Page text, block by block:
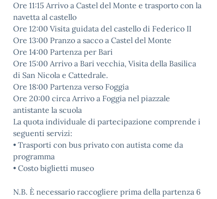
Ore 11:15 Arrivo a Castel del Monte e trasporto con la
navetta al castello
Ore 12:00 Visita guidata del castello di Federico II
Ore 13:00 Pranzo a sacco a Castel del Monte
Ore 14:00 Partenza per Bari
Ore 15:00 Arrivo a Bari vecchia, Visita della Basilica
di San Nicola e Cattedrale.
Ore 18:00 Partenza verso Foggia
Ore 20:00 circa Arrivo a Foggia nel piazzale
antistante la scuola
La quota individuale di partecipazione comprende i
seguenti servizi:
• Trasporti con bus privato con autista come da
programma
• Costo biglietti museo
N.B. È necessario raccogliere prima della partenza 6